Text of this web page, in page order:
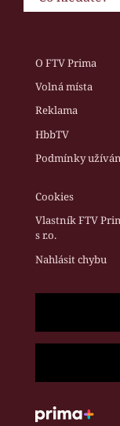
O FTV Prima
Volná místa
Reklama
HbbTV
Podmínky
Cookies
Vlastník FTV
s r.o.
Nahlásit chybu